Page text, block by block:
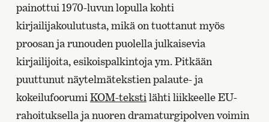
painottui 1970-luvun lopulla kohti
kirjailijakoulutusta, mikä on tuottanut myös
proosan ja runouden puolella julkaisevia
kirjailijoita, esikoispalkintoja ym. Pitkään
puuttunut näytelmätekstien palaute- ja
kokeilufoorumi KOM-teksti lähti liikkeelle EU-
rahoituksella ja nuoren dramaturgipolven voimin